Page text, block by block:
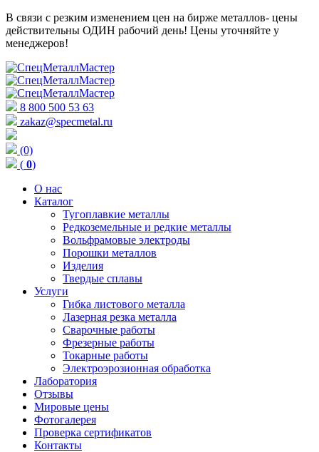
В связи с резким изменением цен на бирже металлов- цены
действительны ОДИН рабочий день! Цены уточняйте у
менеджеров!
8 800 500 53 63
zakaz@specmetal.ru
(0)
( 0)
О нас
Каталог
Тугоплавкие металлы
Редкоземельные и редкие металлы
Вольфрамовые электроды
Порошки металлов
Изделия
Твердые сплавы
Услуги
Гибка листового металла
Лазерная резка металла
Сварочные работы
Фрезерные работы
Токарные работы
Электроэрозионная обработка
Лаборатория
Отзывы
Мировые цены
Фотогалерея
Проверка сертификатов
Контакты